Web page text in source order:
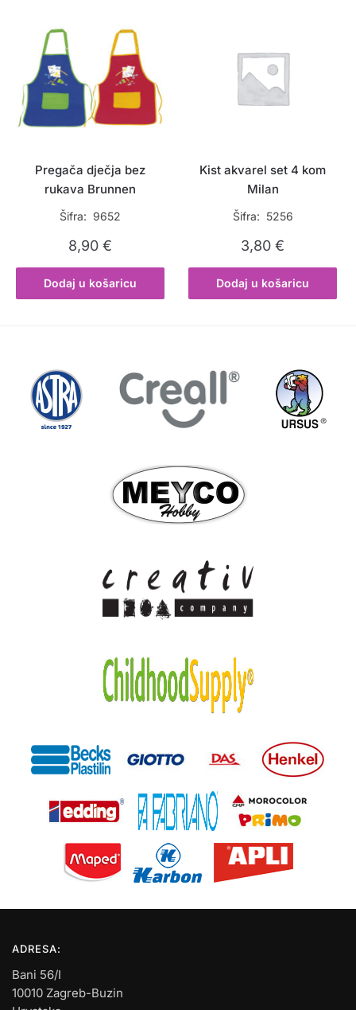
Pregača dječja bez
rukava Brunnen
Šifra: 9652
8,90€
Dodaj u košaricu
Kist akvarel set 4 kom
Milan
Šifra: 5256
3,80€
Dodaj u košaricu
ADRESA:
Bani 56/I
10010 Zagreb-Buzin